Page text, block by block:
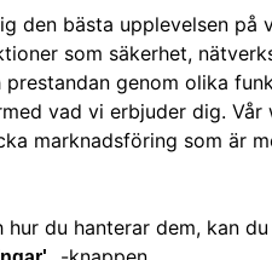
myndighetsbeslut.om vi,
försäljning. Sådan
av denna.
till vissa tjänster från